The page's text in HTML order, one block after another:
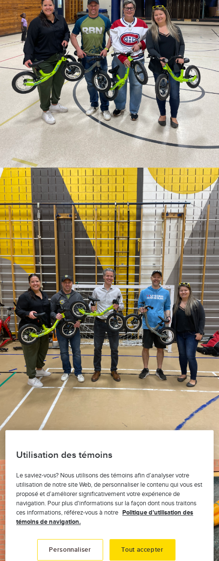
Utilisation des témoins
Le saviez-vous? Nous utilisons des témoins afin d’analyser votre
utilisation de notre site Web, de personnaliser le contenu qui vous est
proposé et d’améliorer significativement votre expérience de
navigation. Pour plus d'informations sur la façon dont nous traitons
ces informations, référez-vous à notre Politique d’utilisation des
témoins de navigation.
Personnaliser Tout accepter